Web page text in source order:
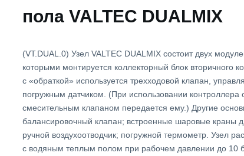
пола VALTEC DUALMIX
(VT.DUAL.0) Узел VALTEC DUALMIX состоит двух
которыми монтируется коллекторный блок вторичного
с «обраткой» используется трехходовой клапан,
погружным датчиком. (При использовании
смесительным клапаном передается ему.) Другие
балансировочный клапан; встроенные шаровые краны
ручной воздухоотводчик; погружной термометр. Узел
c водяным теплым полом при рабочем давлении до 10